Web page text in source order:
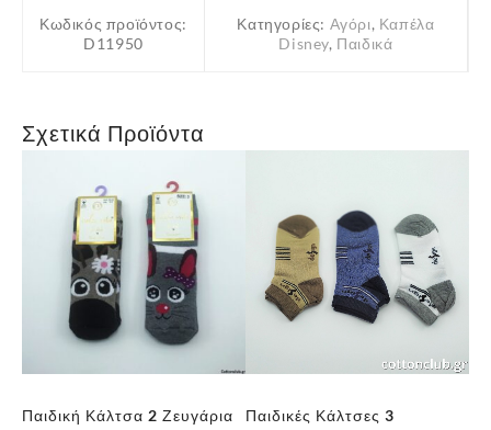
Κωδικός προϊόντος:
D11950
Κατηγορίες: Αγόρι, Καπέλα
Disney, Παιδικά
Σχετικά Προϊόντα
Παιδική Κάλτσα 2 Ζευγάρια
Παιδικές Κάλτσες 3